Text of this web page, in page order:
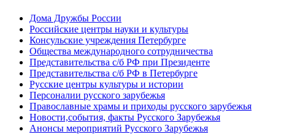
Дома Дружбы России
Российские центры науки и культуры
Консульские учреждения Петербурге
Общества международного сотрудничества
Представительства с/б РФ при Президенте
Представительства с/б РФ в Петербурге
Русские центры культуры и истории
Персоналии русского зарубежья
Православные храмы и приходы русского зарубежья
Новости,события, факты Русского Зарубежья
Анонсы мероприятий Русского Зарубежья